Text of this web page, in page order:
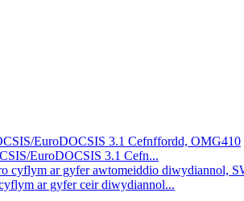
EuroDOCSIS 3.1 Cefn...
ar gyfer ceir diwydiannol...